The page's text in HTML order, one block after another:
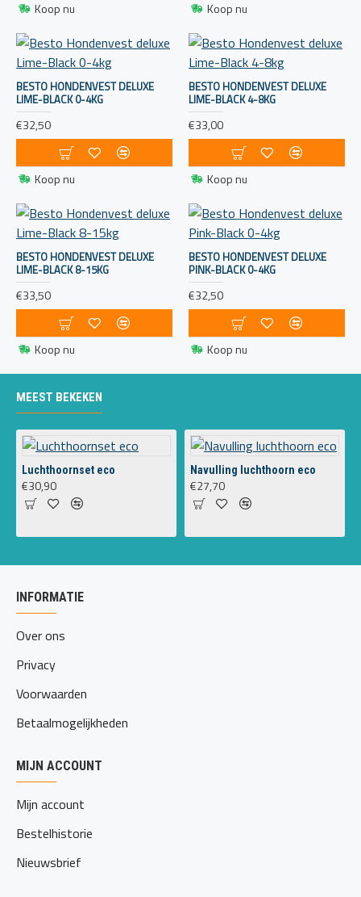
Regelmatige inspectie en onderhoud van het
reddingsvest zijn belangrijk. Controleer op slijtage,
beschadigingen en zorg ervoor dat eventuele
automatische opblaasmechanismen goed werken.
Reddingsvesten zijn van cruciaal belang voor de
veiligheid aan boord van boten en schepen. Het is
belangrijk om de juiste keuze te maken, ze goed te
onderhouden en ervoor te zorgen dat de
bemanning op de hoogte is van hun gebruik in
noodsituaties.
Koop nu Koop nu
BESTO HONDENVEST DELUXE
LIME-BLACK 0-4KG
€32,50
Koop nu
BESTO HONDENVEST DELUXE
LIME-BLACK 4-8KG
€33,00
Koop nu
BESTO HONDENVEST DELUXE
LIME-BLACK 8-15KG
€33,50
Koop nu
BESTO HONDENVEST DELUXE
PINK-BLACK 0-4KG
€32,50
Koop nu
MEEST BEKEKEN
Luchthoornset eco
€30,90
Navulling luchthoorn eco
€27,70
INFORMATIE
Over ons
Privacy
Voorwaarden
Betaalmogelijkheden
MIJN ACCOUNT
Mijn account
Bestelhistorie
Nieuwsbrief